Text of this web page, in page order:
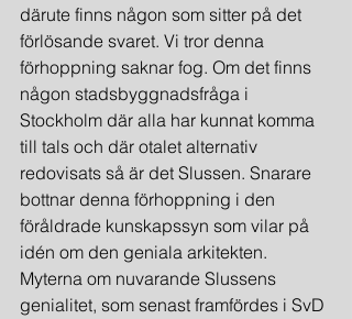
därute finns någon som sitter på det
förlösande svaret. Vi tror denna
förhoppning saknar fog. Om det finns
någon stadsbyggnadsfråga i
Stockholm där alla har kunnat komma
till tals och där otalet alternativ
redovisats så är det Slussen. Snarare
bottnar denna förhoppning i den
föråldrade kunskapssyn som vilar på
idén om den geniala arkitekten.
Myterna om nuvarande Slussens
genialitet, som senast framfördes i SvD